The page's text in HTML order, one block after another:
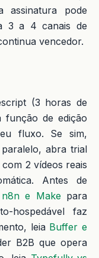
assinatura pode
3 a 4 canais de
vencedor.
(3 horas de
função de edição
fluxo. Se sim,
abra trial
2 vídeos reais
Antes de
e Makepara
hospedável faz
leia Buffer e
B2B que opera